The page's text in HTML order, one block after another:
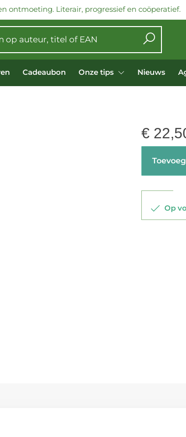
ontmoeting. Literair, progressief en coöperatief.
Cadeaubon Onze tips Nieuws
€
Op